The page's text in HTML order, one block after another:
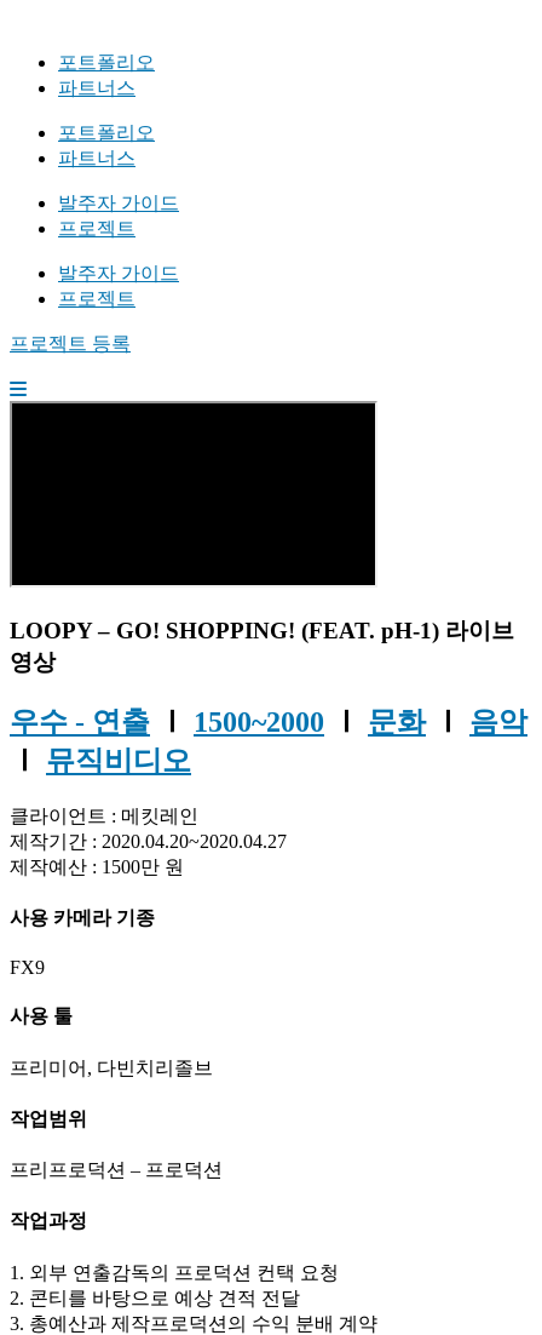
포트폴리오
파트너스
포트폴리오
파트너스
발주자 가이드
프로젝트
발주자 가이드
프로젝트
프로젝트 등록
LOOPY – GO! SHOPPING! (FEAT. pH-1) 라이브
영상
우수 - 연출 1500~2000 문화Ⅰ 음악
뮤직비디오
클라이언트 : 메킷레인
제작기간 : 2020.04.20~2020.04.27
제작예산 : 1500만 원
사용 카메라 기종
FX9
사용 툴
프리미어, 다빈치리졸브
작업범위
프리프로덕션 – 프로덕션
작업과정
1. 외부 연출감독의 프로덕션 컨택 요청
2. 콘티를 바탕으로 예상 견적 전달
3. 총예산과 제작프로덕션의 수익 분배 계약